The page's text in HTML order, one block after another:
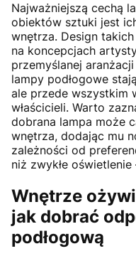
Najważniejszą cechą
obiektów sztuki jest
wnętrza. Design
na koncepcjach
przemyślanej
lampy podłogowe
ale przede wszystkim
właścicieli. Warto
dobrana lampa może
wnętrza, dodając mu
zależności od
niż zwykłe
Wnętrze
jak dobrać
podłogową